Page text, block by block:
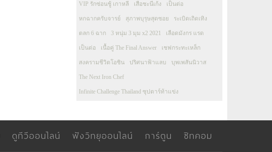
VIP รักซ่อนชู้ เกาหลี เสือชะนีเก้ง เป็นต่อ
หกฉากครับจารย์ สุภาพบุรุษสุดซอย ระเบิดเถิดเทิง
ตลก 6 ฉาก 3 หนุ่ม 3 มุม x2 2021 เลือดมังกร แรด
เป็นต่อ เนื้อคู่ The Final Answer เชฟกระทะเหล็ก
สงครามชีวิตโอชิน ปริศนาฟ้าแลบ บุพเพสันนิวาส
The Next Iron Chef
Infinite Challenge Thailand ซุปตาร์ท้าแข่ง
ดูทีวีออนไลน์ ฟังวิทยุออนไลน์ การ์ตูน ซิทคอม